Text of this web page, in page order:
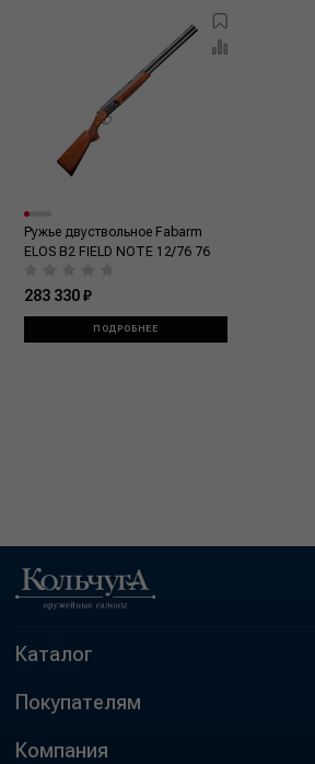
Ружье двуствольное Fabarm
ELOS B2 FIELD NOTE 12/76 76
283 330 ₽
ПОДРОБНЕЕ
Каталог
Покупателям
Компания